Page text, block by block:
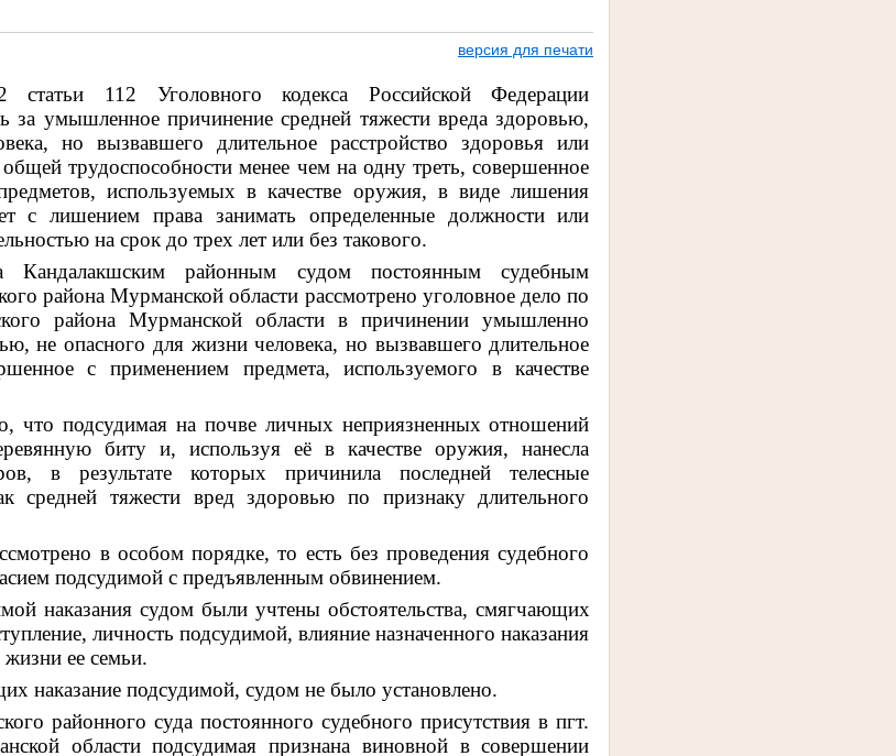
версия для печати
112 Уголовного кодекса Российской Федерации
за умышленное причинение средней тяжести вреда здоровью,
но вызвавшего длительное расстройство здоровья или
трудоспособности менее чем на одну треть, совершенное
используемых в качестве оружия, в виде лишения
с лишением права занимать определенные должности или
на срок до трех лет или без такового.
районным судом постоянным судебным
района Мурманской области рассмотрено уголовное дело по
района Мурманской области впричинении умышленно
не опасного для жизни человека, но вызвавшего длительное
с применением предмета, используемого в качестве
что подсудимая на почве личных неприязненных отношений
биту и, используя её в качестве оружия, нанесла
в результате которых причинила последней телесные
средней тяжести вред здоровью по признаку длительного
в особом порядке, то есть без проведения судебного
подсудимой с предъявленным обвинением.
наказания судом были учтеныобстоятельства, смягчающих
личность подсудимой, влияние назначенного наказания
жизни ее семьи.
наказание подсудимой, судом не было установлено.
районного суда постоянного судебного присутствия в пгт.
области подсудимая признана виновной в совершении